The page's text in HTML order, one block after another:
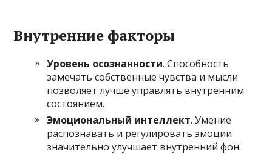
Внутренние факторы
Уровень осознанности. Способность
замечать собственные чувства и мысли
позволяет лучше управлять внутренним
состоянием.
Эмоциональный интеллект. Умение
распознавать и регулировать эмоции
значительно улучшает внутренний фон.